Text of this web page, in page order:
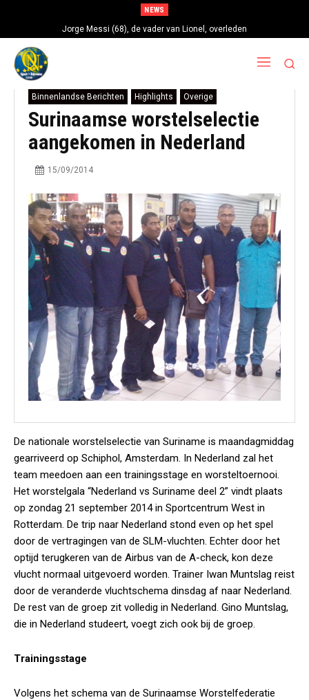
NEWS
Jorge Messi (68), de vader van Lionel, overleden
Binnenlandse Berichten Highlights Overige
Surinaamse worstelselectie
aangekomen in Nederland
15/09/2014
De nationale worstelselectie van Suriname is maandagmiddag
gearriveerd op Schiphol, Amsterdam. In Nederland zal het
team meedoen aan een trainingsstage en worsteltoernooi.
Het worstelgala “Nederland vs Suriname deel 2” vindt plaats
op zondag 21 september 2014 in Sportcentrum West in
Rotterdam. De trip naar Nederland stond even op het spel
door de vertragingen van de SLM-vluchten. Echter door het
optijd terugkeren van de Airbus van de A-check, kon deze
vlucht normaal uitgevoerd worden. Trainer Iwan Muntslag reist
door de veranderde vluchtschema dinsdag af naar Nederland.
De rest van de groep zit volledig in Nederland. Gino Muntslag,
die in Nederland studeert, voegt zich ook bij de groep.
Trainingsstage
Volgens het schema van de Surinaamse Worstelfederatie